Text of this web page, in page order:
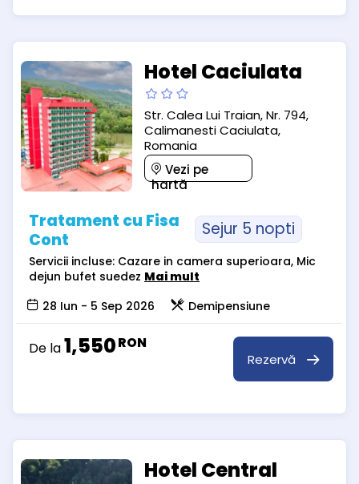
Hotel Caciulata
Str. Calea Lui Traian, Nr. 794,
Calimanesti Caciulata,
Romania
Vezi pe
hartă
Tratament cu Fisa
Cont
Sejur 5 nopti
Servicii incluse: Cazare in camera superioara, Mic
dejun bufet suedez Mai mult
28 Iun - 5 Sep 2026
Demipensiune
De la1,550RON
Rezervă
Hotel Central